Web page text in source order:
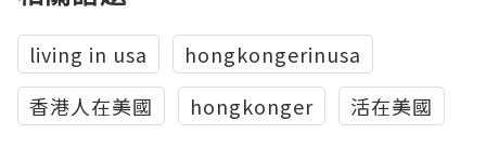
living in usa
hongkongerinusa
香港人在美國
hongkonger 活在美國